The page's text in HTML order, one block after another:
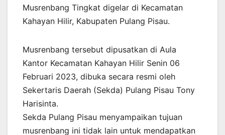
Musrenbang Tingkat digelar di Kecamatan
Kahayan Hilir, Kabupaten Pulang Pisau.
Musrenbang tersebut dipusatkan di Aula
Kantor Kecamatan Kahayan Hilir Senin 06
Februari 2023, dibuka secara resmi oleh
Sekertaris Daerah (Sekda) Pulang Pisau Tony
Harisinta.
Sekda Pulang Pisau menyampaikan tujuan
musrenbang ini tidak lain untuk mendapatkan